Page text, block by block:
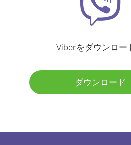
Viberをダウンロー
ダウンロード